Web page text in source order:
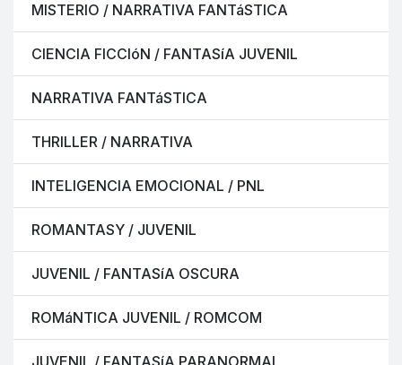
MISTERIO / NARRATIVA FANTáSTICA
CIENCIA FICCIóN / FANTASíA JUVENIL
NARRATIVA FANTáSTICA
THRILLER / NARRATIVA
INTELIGENCIA EMOCIONAL / PNL
ROMANTASY / JUVENIL
JUVENIL / FANTASíA OSCURA
ROMáNTICA JUVENIL / ROMCOM